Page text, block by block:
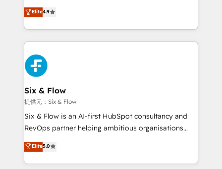
business, processes and systems 🏢 We specialise in
working with mid-market and enterprise
organisations, global organisations and those with
complex use cases 🏆 CRM Implementation,
Platform Enablement, Custom Integration and
Onboarding Accredited 🔐 ISO27001 & ISO9001
Certified
process-oriented teams implementing HubSpot
Marketing, Sales, Service, CMS and Operations Hub,
so selling and actually engaging with your customers
feels easy and pain-free. We are a top ranked
HubSpot Elite Partner, winner of Rookie of the Year
and Customer First Awards, 4.9/5 rating in HubSpot
Reviews and 4.9/5 rating in Clutch Reviews. Digifianz
helps the following industries: logistics & 3PL, home
improvement & construction, branding and
commercialization, real estate, health, education,
SaaS, Software Dev & IT and consulting, make the
the United States, EU, UAE, Mexico and Latin
America. From casual user to super fan: make
Elite4.9
Six & Flow
提供元：Six & Flow
Six & Flow is an AI-first HubSpot consultancy and
RevOps partner helping ambitious organisations
grow with clarity, confidence, and intelligence.
Operating across the UK, Netherlands, Ireland, and
Canada, we’ve delivered thousands of successful
Elite5.0